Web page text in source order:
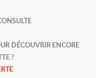
DÉCOUVRIR ENCORE
?